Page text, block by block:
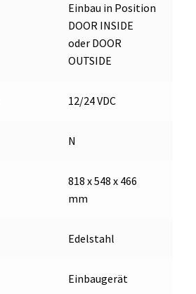
Einbau in Position
DOOR INSIDE
oder DOOR
OUTSIDE
12/24 VDC
N
818 x 548 x 466
mm
Edelstahl
Einbaugerät